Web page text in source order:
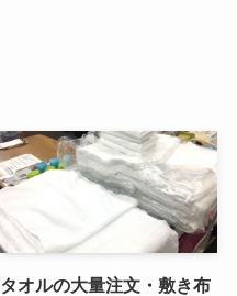
タオルの大量注文・敷き布